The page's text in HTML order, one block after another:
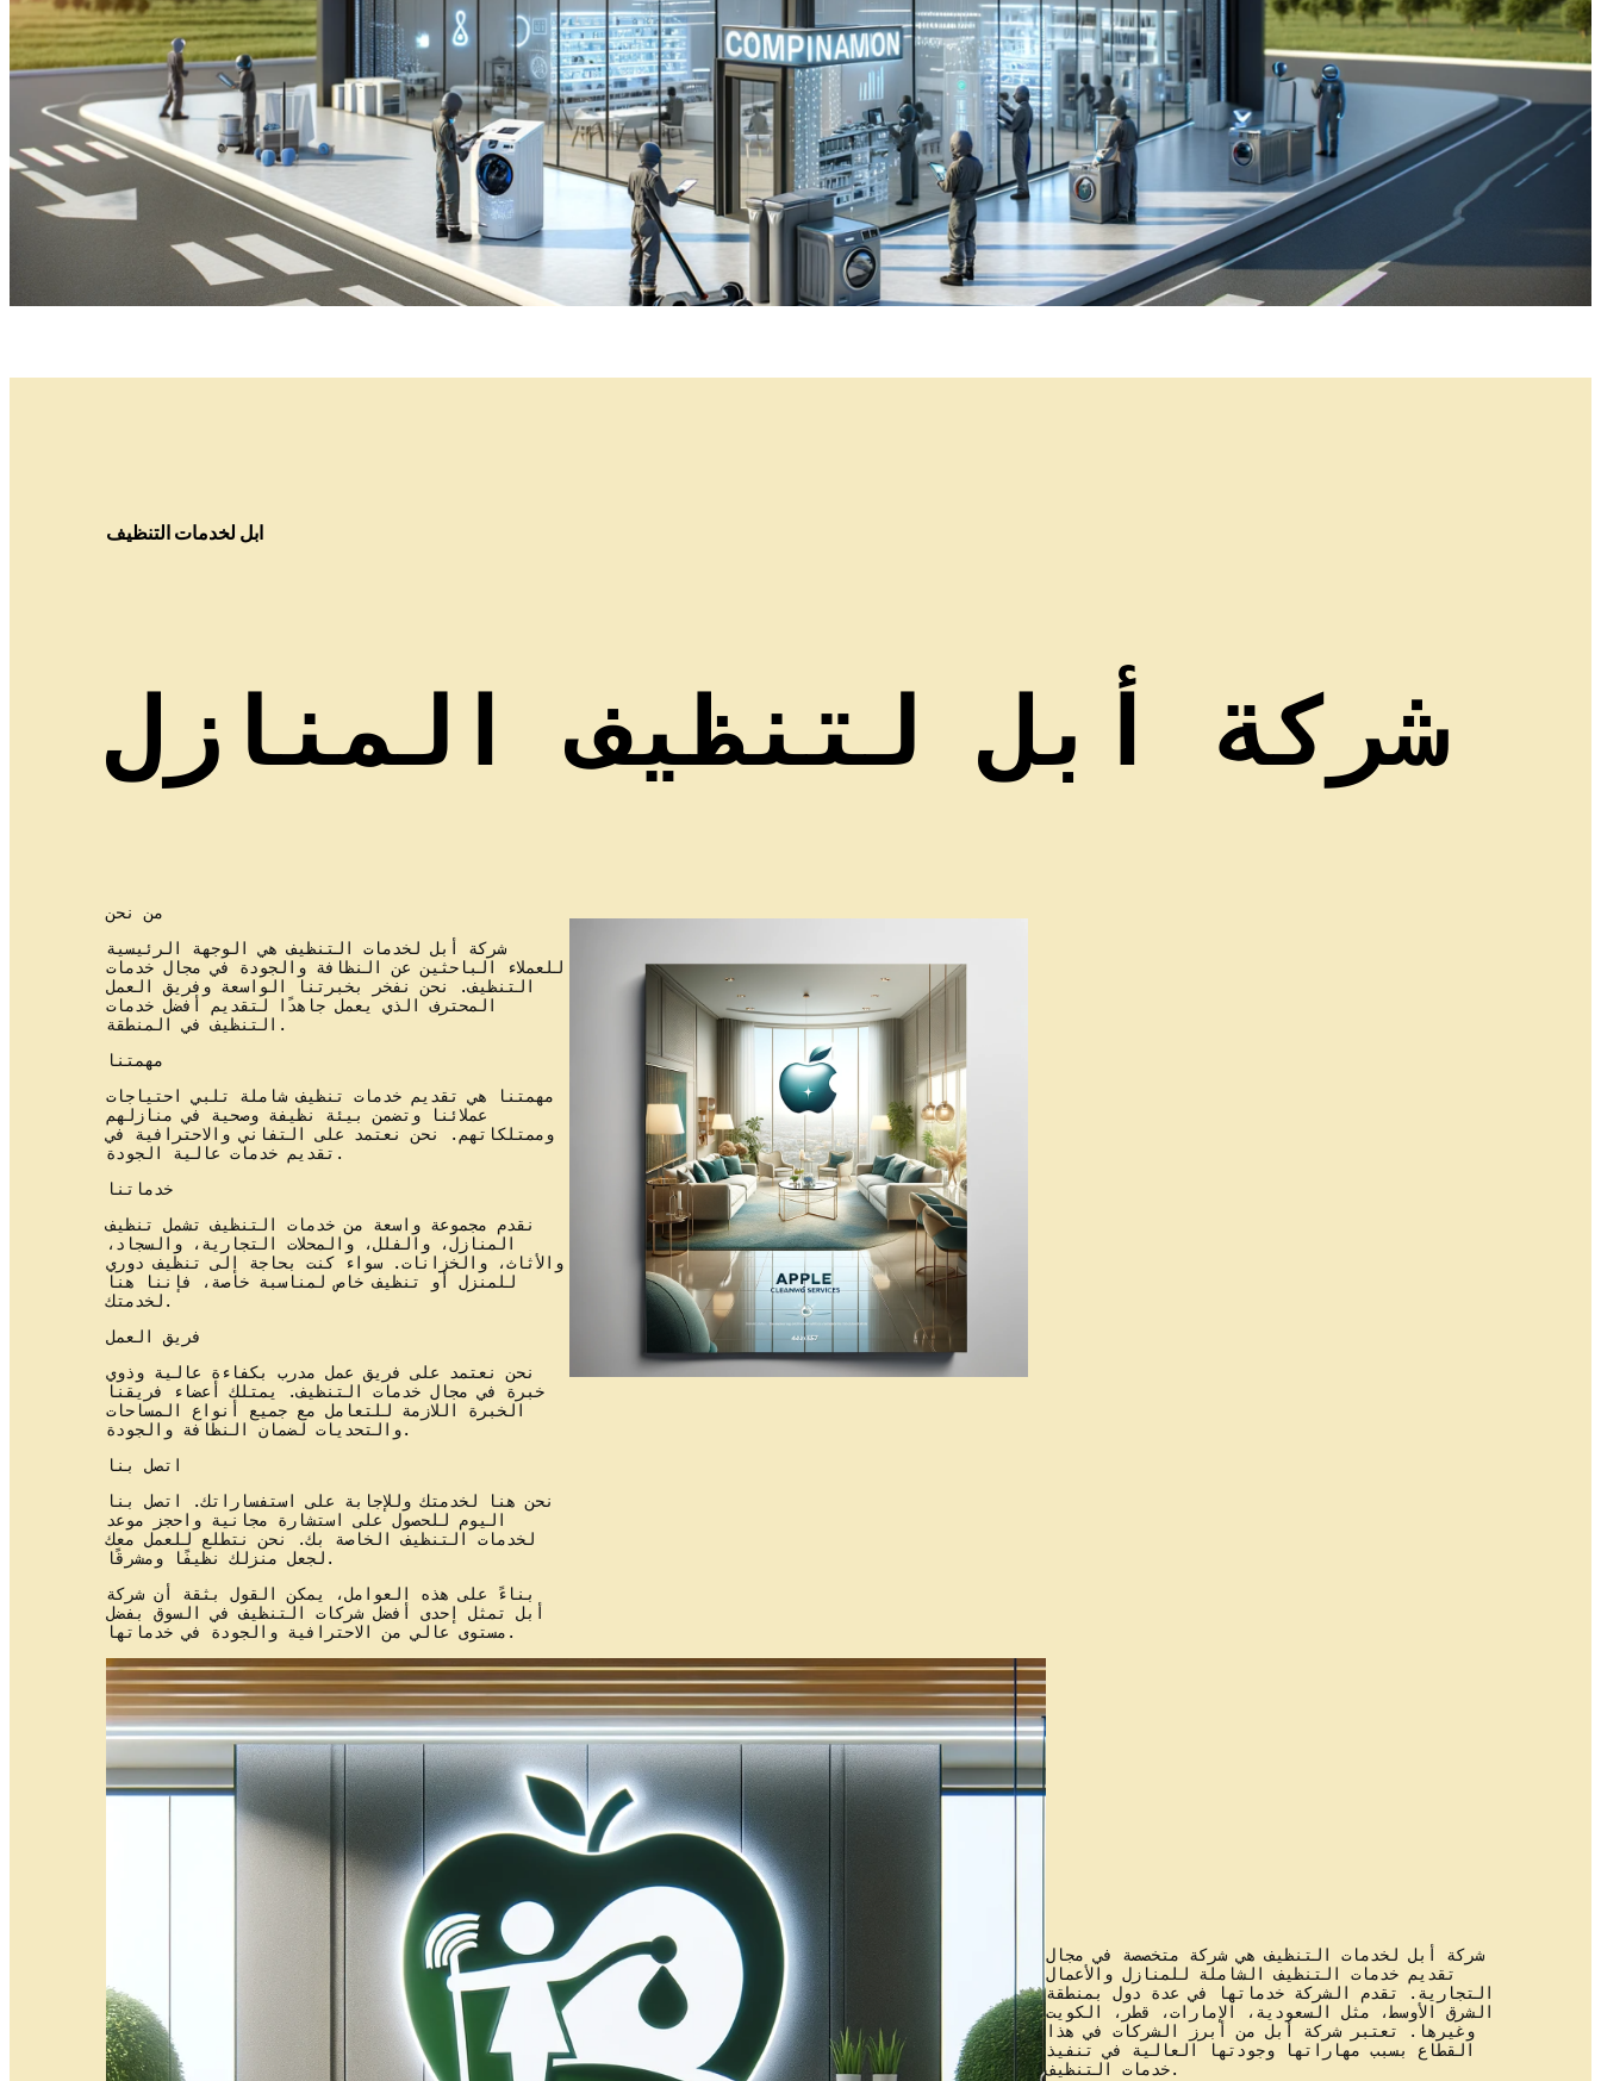
ابل لخدمات التنظيف
شركة أبل لتنظيف المنازل
من نحن
شركة أبل لخدمات التنظيف هي الوجهة الرئيسية
للعملاء الباحثين عن النظافة والجودة في مجال خدمات
التنظيف. نحن نفخر بخبرتنا الواسعة وفريق العمل
المحترف الذي يعمل جاهدًا لتقديم أفضل خدمات
التنظيف في المنطقة.
مهمتنا
مهمتنا هي تقديم خدمات تنظيف شاملة تلبي احتياجات
عملائنا وتضمن بيئة نظيفة وصحية في منازلهم
وممتلكاتهم. نحن نعتمد على التفاني والاحترافية في
تقديم خدمات عالية الجودة.
خدماتنا
نقدم مجموعة واسعة من خدمات التنظيف تشمل تنظيف
المنازل، والفلل، والمحلات التجارية، والسجاد،
والأثاث، والخزانات. سواء كنت بحاجة إلى تنظيف دوري
للمنزل أو تنظيف خاص لمناسبة خاصة، فإننا هنا
لخدمتك.
فريق العمل
نحن نعتمد على فريق عمل مدرب بكفاءة عالية وذوي
خبرة في مجال خدمات التنظيف. يمتلك أعضاء فريقنا
الخبرة اللازمة للتعامل مع جميع أنواع المساحات
والتحديات لضمان النظافة والجودة.
اتصل بنا
نحن هنا لخدمتك وللإجابة على استفساراتك. اتصل بنا
اليوم للحصول على استشارة مجانية واحجز موعد
لخدمات التنظيف الخاصة بك. نحن نتطلع للعمل معك
لجعل منزلك نظيفًا ومشرقًا.
بناءً على هذه العوامل، يمكن القول بثقة أن شركة
أبل تمثل إحدى أفضل شركات التنظيف في السوق بفضل
مستوى عالي من الاحترافية والجودة في خدماتها.
شركة أبل لخدمات التنظيف هي شركة متخصصة في مجال
تقديم خدمات التنظيف الشاملة للمنازل والأعمال
التجارية. تقدم الشركة خدماتها في عدة دول بمنطقة
الشرق الأوسط، مثل السعودية، الإمارات، قطر، الكويت
وغيرها. تعتبر شركة أبل من أبرز الشركات في هذا
القطاع بسبب مهاراتها وجودتها العالية في تنفيذ
خدمات التنظيف.